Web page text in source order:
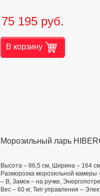
75 195 руб.
В корзину
Морозильный ларь
Высота – 86,5 см, Ширина – 164
Разморозка морозильной камеры
– B, Замок – на ручке,
Вес – 60 кг, Тип управления –